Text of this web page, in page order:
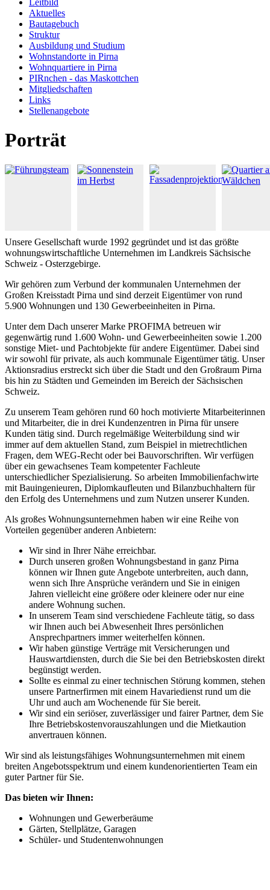
Aktuelles
Bautagebuch
Struktur
Ausbildung und Studium
Wohnstandorte in Pirna
Wohnquartiere in Pirna
PIRnchen - das Maskottchen
Mitgliedschaften
Links
Stellenangebote
Porträt
Unsere Gesellschaft wurde 1992 gegründet und ist das größte
wohnungswirtschaftliche Unternehmen im Landkreis Sächsische
Schweiz - Osterzgebirge.
Wir gehören zum Verbund der kommunalen Unternehmen der
Großen Kreisstadt Pirna und sind derzeit Eigentümer von rund
5.900 Wohnungen und 130 Gewerbeeinheiten in Pirna.
Unter dem Dach unserer Marke PROFIMA betreuen wir
gegenwärtig rund 1.600 Wohn- und Gewerbeeinheiten sowie 1.200
sonstige Miet- und Pachtobjekte für andere Eigentümer. Dabei sind
wir sowohl für private, als auch kommunale Eigentümer tätig. Unser
Aktionsradius erstreckt sich über die Stadt und den Großraum Pirna
bis hin zu Städten und Gemeinden im Bereich der Sächsischen
Schweiz.
Zu unserem Team gehören rund 60 hoch motivierte Mitarbeiterinnen
und Mitarbeiter, die in drei Kundenzentren in Pirna für unsere
Kunden tätig sind. Durch regelmäßige Weiterbildung sind wir
immer auf dem aktuellen Stand, zum Beispiel in mietrechtlichen
Fragen, dem WEG-Recht oder bei Bauvorschriften. Wir verfügen
über ein gewachsenes Team kompetenter Fachleute
unterschiedlicher Spezialisierung. So arbeiten Immobilienfachwirte
mit Bauingenieuren, Diplomkaufleuten und Bilanzbuchhaltern für
den Erfolg des Unternehmens und zum Nutzen unserer Kunden.
Als großes Wohnungsunternehmen haben wir eine Reihe von
Vorteilen gegenüber anderen Anbietern:
Wir sind in Ihrer Nähe erreichbar.
Durch unseren großen Wohnungsbestand in ganz Pirna
können wir Ihnen gute Angebote unterbreiten, auch dann,
wenn sich Ihre Ansprüche verändern und Sie in einigen
Jahren vielleicht eine größere oder kleinere oder nur eine
andere Wohnung suchen.
In unserem Team sind verschiedene Fachleute tätig, so dass
wir Ihnen auch bei Abwesenheit Ihres persönlichen
Ansprechpartners immer weiterhelfen können.
Wir haben günstige Verträge mit Versicherungen und
Hauswartdiensten, durch die Sie bei den Betriebskosten direkt
begünstigt werden.
Sollte es einmal zu einer technischen Störung kommen, stehen
unsere Partnerfirmen mit einem Havariedienst rund um die
Uhr und auch am Wochenende für Sie bereit.
Wir sind ein seriöser, zuverlässiger und fairer Partner, dem Sie
Ihre Betriebskostenvorauszahlungen und die Mietkaution
anvertrauen können.
Wir sind als leistungsfähiges Wohnungsunternehmen mit einem
breiten Angebotsspektrum und einem kundenorientierten Team ein
guter Partner für Sie.
Das bieten wir Ihnen:
Wohnungen und Gewerberäume
Gärten, Stellplätze, Garagen
Schüler- und Studentenwohnungen